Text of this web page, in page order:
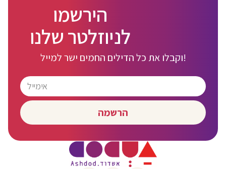
הירשמו
לניוזלטר שלנו
וקבלו את כל הדילים החמים ישר למייל!
הרשמה